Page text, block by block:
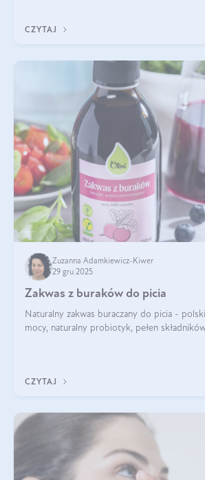
CZYTAJ
Zuzanna Adamkiewicz-Kiwer
29 gru 2025
Zakwas z buraków do picia
Naturalny zakwas buraczany do picia -
mocy, naturalny probiotyk, pełen
CZYTAJ